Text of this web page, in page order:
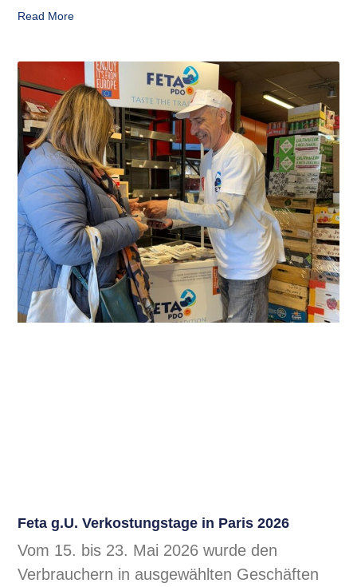
Read More
Feta g.U. Verkostungstage in Paris 2026
Vom 15. bis 23. Mai 2026 wurde den
Verbrauchern in ausgewählten Geschäften